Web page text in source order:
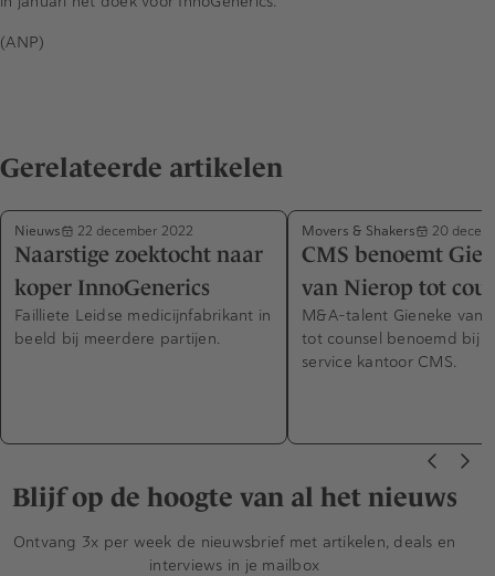
(ANP)
Gerelateerde artikelen
Nieuws 22 december 2022
Naarstige zoektocht naar
koper InnoGenerics
Failliete Leidse medicijnfabrikant in
beeld bij meerdere partijen.
Movers & Shakers 20
CMS benoemt
van Nierop tot
M&A-talent Gieneke van
tot counsel benoemd bij
service kantoor CMS.
Blijf op de hoogte van al het nieuws
Ontvang 3x per week de nieuwsbrief met artikelen, deals en
interviews in je mailbox